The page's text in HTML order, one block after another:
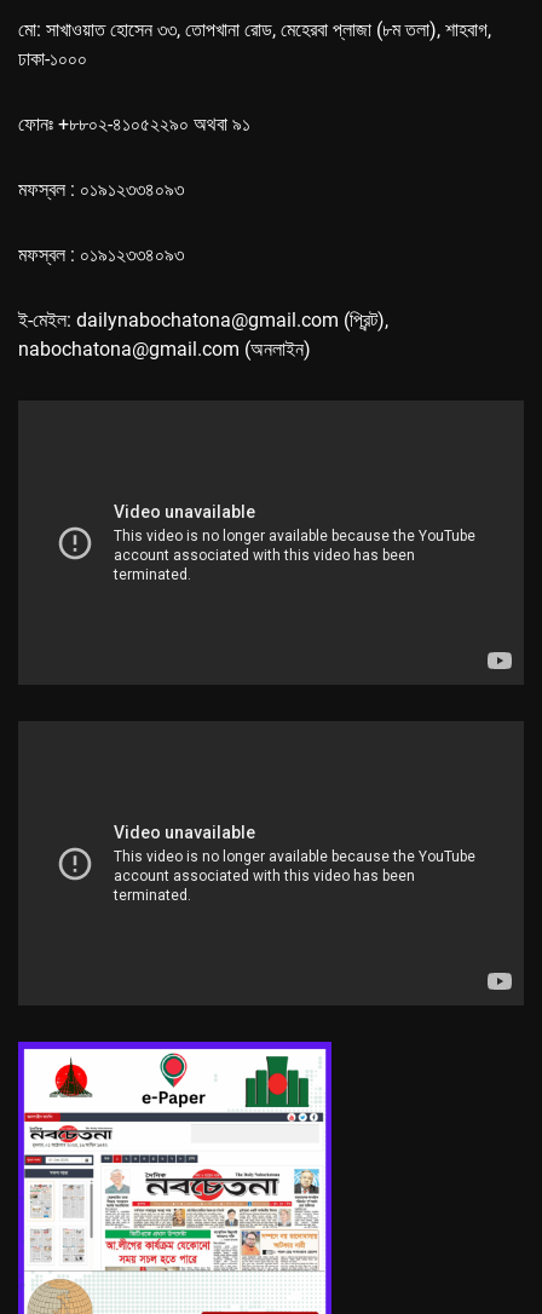
মো: সাখাওয়াত হোসেন ৩৩, তোপখানা রোড, মেহেরবা প্লাজা (৮ম তলা), শাহবাগ,
ঢাকা-১০০০
ফোনঃ +৮৮০২-৪১০৫২২৯০ অথবা ৯১
মফস্বল : ০১৯১২৩৩৪০৯৩
মফস্বল : ০১৯১২৩৩৪০৯৩
ই-মেইল: dailynabochatona@gmail.com (প্রিন্ট),
nabochatona@gmail.com (অনলাইন)